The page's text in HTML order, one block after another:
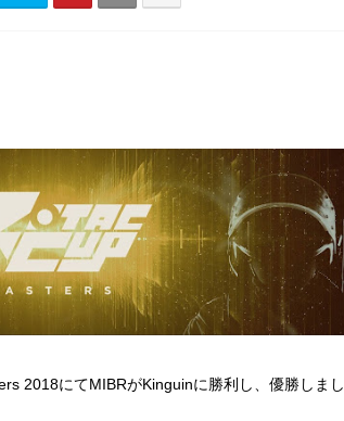
2018にてMIBRがKinguinに勝利し、優勝しまし